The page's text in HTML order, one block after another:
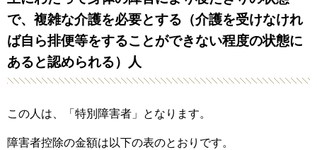
で、複雑な介護を必要とする（介護を受けなけれ
ば自ら排便等をすることができない程度の状態に
あると認められる）人
この人は、「特別障害者」となります。
障害者控除の金額は以下の表のとおりです。